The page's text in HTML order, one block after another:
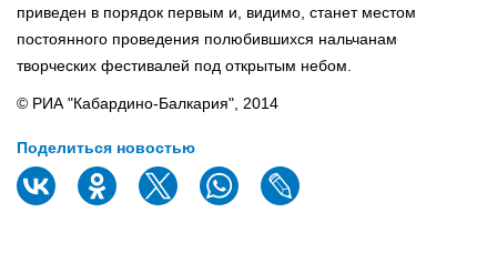
приведен в порядок первым и, видимо, станет местом
постоянного проведения полюбившихся нальчанам
творческих фестивалей под открытым небом.
© РИА "Кабардино-Балкария", 2014
Поделиться новостью